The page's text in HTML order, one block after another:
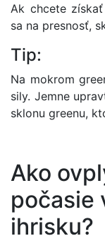
Ak chcete
sa na presnosť,
Tip:
Na mokrom
sily. Jemne
sklonu greenu,
Ako
počasie
ihrisku?